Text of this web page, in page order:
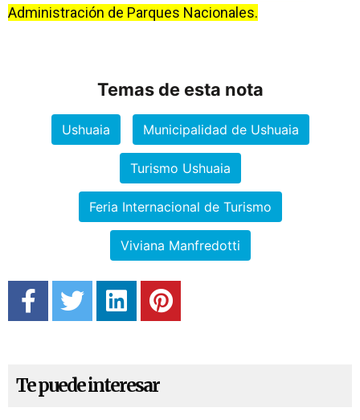
Administración de Parques Nacionales.
Temas de esta nota
Ushuaia Municipalidad de Ushuaia
Turismo Ushuaia
Feria Internacional de Turismo
Viviana Manfredotti
Te puede interesar